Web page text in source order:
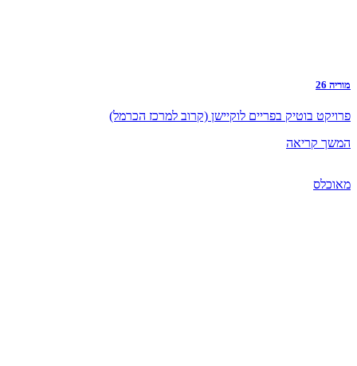
מוריה 26
פרויקט בוטיק בפריים לוקיישן (קרוב למרכז הכרמל)
המשך קריאה
מאוכלס